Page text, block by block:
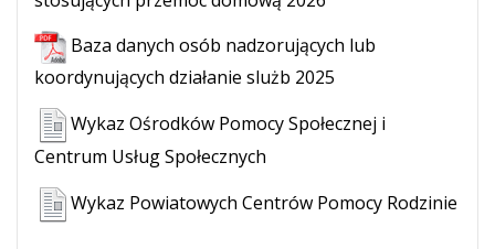
Baza danych osób nadzorujących lub
koordynujących działanie slużb 2025
Wykaz Ośrodków Pomocy Społecznej i
Centrum Usług Społecznych
Wykaz Powiatowych Centrów Pomocy Rodzinie